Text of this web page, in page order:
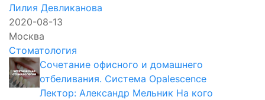
Лилия Девликанова
2020-08-13
Москва
Стоматология
Сочетание офисного и домашнего
отбеливания. Система Opalescence
Лектор: Александр Мельник На кого